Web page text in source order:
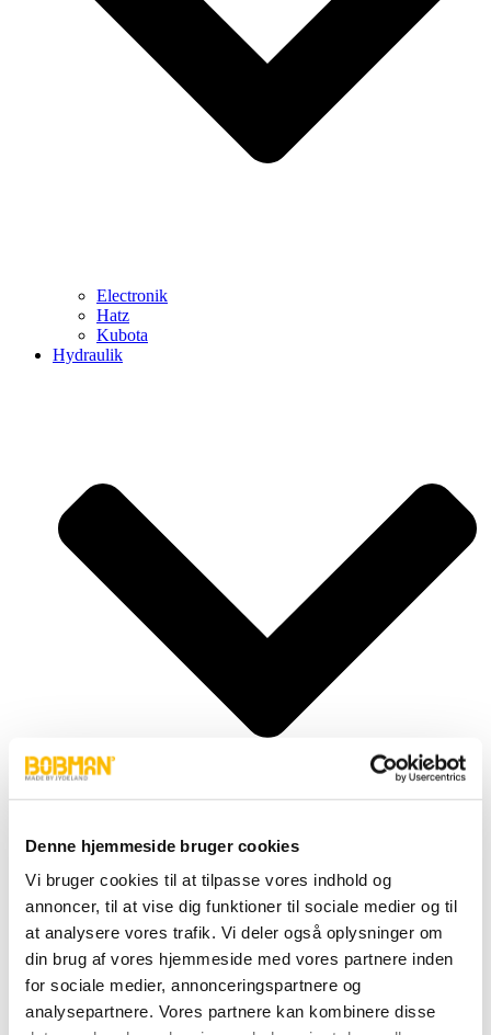
Denne hjemmeside bruger cookies
Vi bruger cookies til at tilpasse vores indhold og
annoncer, til at vise dig funktioner til sociale medier og til
at analysere vores trafik. Vi deler også oplysninger om
din brug af vores hjemmeside med vores partnere inden
for sociale medier, annonceringspartnere og
analysepartnere. Vores partnere kan kombinere disse
Electronik
Hatz
Kubota
Hydraulik
Cylindere
Fittings
Motor
Pumper
Slanger
Ventiler
Hjul & Dæk
Elektronik & Transmission
Karosseri & Beslag mm.